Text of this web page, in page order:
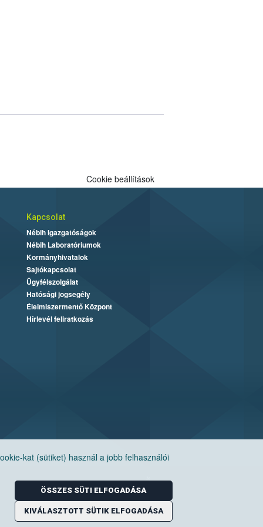
kat (sütiket) használ a jobb felhasználói
ÖSSZES SÜTI ELFOGADÁSA
KIVÁLASZTOTT SÜTIK ELFOGADÁSA
Cookie beállítások
Kapcsolat
Nébih Igazgatóságok
Nébih Laboratóriumok
Kormányhivatalok
Sajtókapcsolat
Ügyfélszolgálat
Hatósági jogsegély
Élelmiszermentő Központ
Hírlevél feliratkozás